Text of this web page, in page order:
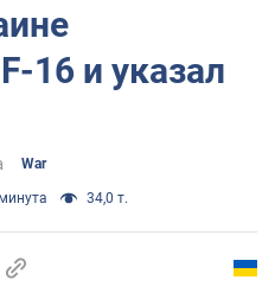
16 и указал
War
34,0 т.